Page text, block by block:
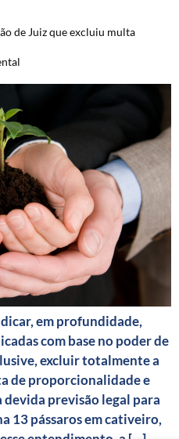
de Juiz que excluiu multa
em profundidade,
com base no poder de
excluir totalmente a
de proporcionalidade e
devida previsão legal para
13 pássaros em cativeiro,